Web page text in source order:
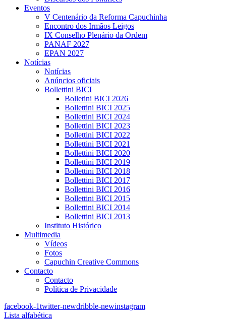
Eventos
V Centenário da Reforma Capuchinha
Encontro dos Irmãos Leigos
IX Conselho Plenário da Ordem
PANAF 2027
EPAN 2027
Notícias
Notícias
Anúncios oficiais
Bollettini BICI
Bolletini BICI 2026
Bollettini BICI 2025
Bollettini BICI 2024
Bollettini BICI 2023
Bollettini BICI 2022
Bollettini BICI 2021
Bollettini BICI 2020
Bollettini BICI 2019
Bollettini BICI 2018
Bollettini BICI 2017
Bollettini BICI 2016
Bollettini BICI 2015
Bollettini BICI 2014
Bollettini BICI 2013
Instituto Histórico
Multimedia
Vídeos
Fotos
Capuchin Creative Commons
Contacto
Contacto
Política de Privacidade
facebook-1twitter-newdribble-newinstagram
Lista alfabética